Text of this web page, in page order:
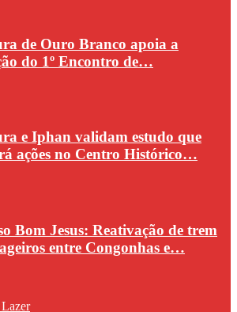
de Ouro Branco apoia a
do 1º Encontro de…
e Iphan validam estudo que
ações no Centro Histórico…
Bom Jesus: Reativação de trem
entre Congonhas e…